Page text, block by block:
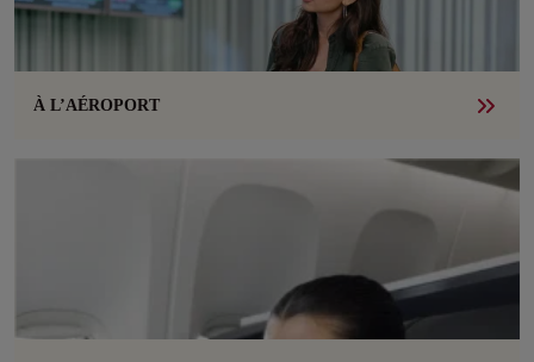
À L’AÉROPORT